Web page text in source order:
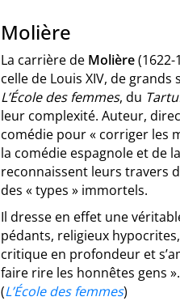
Molière
La carrière de Molière
celle de Louis XIV, de
L’École des femmes, du
leur complexité. Auteur,
comédie pour « corriger les
la comédie espagnole et de
reconnaissent leurs travers
des « types » immortels.
Il dresse en effet une
pédants, religieux
critique en profondeur et
faire rire les honnêtes gens
(L’École des femmes)